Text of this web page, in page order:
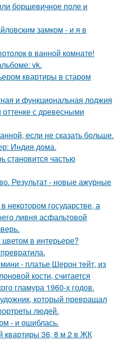
борщевичное поле и
замком - и я в
в ванной комнате!
vk.
квартиры в старом
и функциональная лоджия
с древесными
если не сказать больше.
Индия дома.
становится частью
Результат - новые ажурные
некотором государстве, а
ливня асфальтовой
в интерьере?
- платье Шерон тейт, из
кости, считается
гламура 1960-х годов.
который превращал
людей.
- и ошиблась.
квартиры 36, 8 м 2 в ЖК